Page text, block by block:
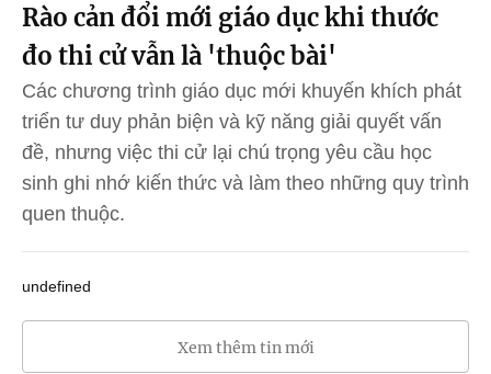
Rào cản đổi mới giáo dục khi thước
đo thi cử vẫn là 'thuộc bài'
Các chương trình giáo dục mới khuyến khích phát
triển tư duy phản biện và kỹ năng giải quyết vấn
đề, nhưng việc thi cử lại chú trọng yêu cầu học
sinh ghi nhớ kiến thức và làm theo những quy trình
quen thuộc.
undefined
Xem thêm tin mới